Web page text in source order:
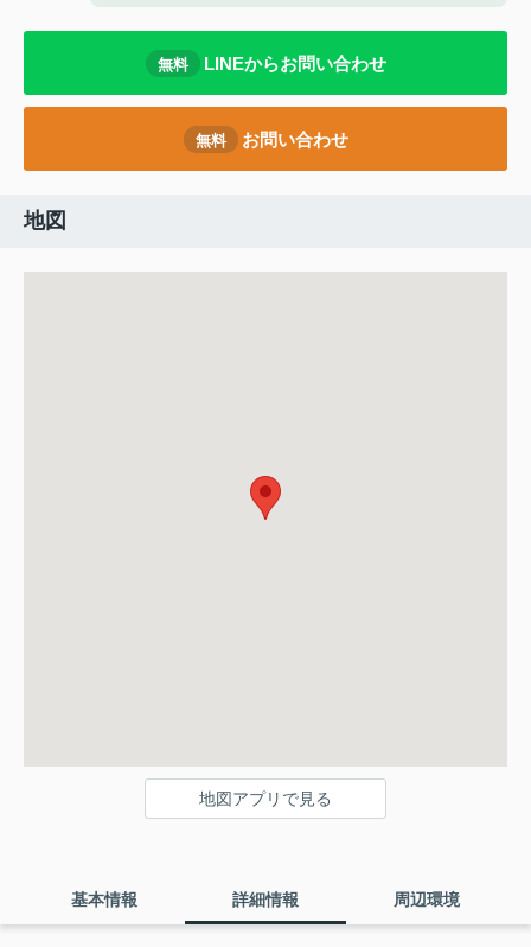
無料 LINEからお問い合わせ
無料 お問い合わせ
地図
地図アプリで見る
基本情報 詳細情報 周辺環境